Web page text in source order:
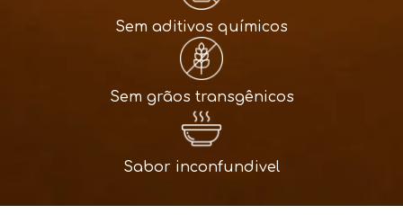
Sem aditivos químicos
Sem grãos transgênicos
Sabor inconfundivel